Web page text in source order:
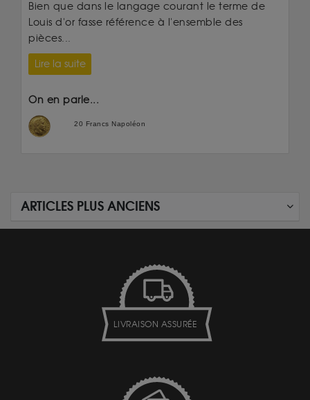
Bien que dans le langage courant le terme de
Louis d'or fasse référence à l'ensemble des
pièces...
Lire la suite
On en parle...
20 Francs Napoléon
ARTICLES PLUS ANCIENS
LIVRAISON ASSURÉE